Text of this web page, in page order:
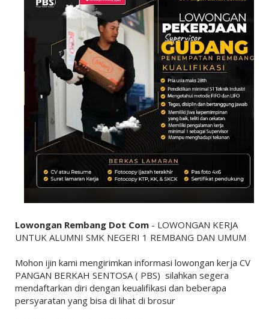
Lowongan Rembang Dot Com- LOWONGAN KERJA
UNTUK ALUMNI SMK NEGERI 1 REMBANG DAN UMUM
Mohon ijin kami mengirimkan informasi lowongan kerja CV
PANGAN BERKAH SENTOSA ( PBS) silahkan segera
mendaftarkan diri dengan keualifikasi dan beberapa
persyaratan yang bisa di lihat di brosur